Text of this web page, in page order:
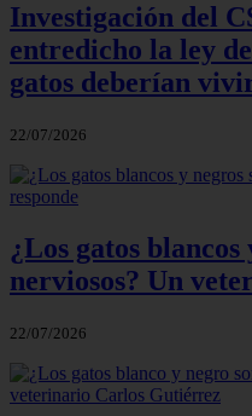
Investigación del
entredicho la ley
gatos deberían
22/07/2026
¿Los gatos blancos
nerviosos? Un
22/07/2026